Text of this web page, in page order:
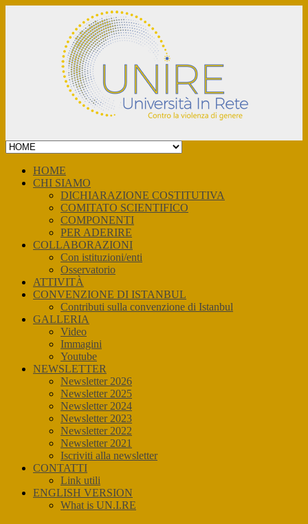
HOME
CHI SIAMO
DICHIARAZIONE COSTITUTIVA
COMITATO SCIENTIFICO
COMPONENTI
PER ADERIRE
COLLABORAZIONI
Con istituzioni/enti
Osservatorio
ATTIVITÀ
CONVENZIONE DI ISTANBUL
Contributi sulla convenzione di Istanbul
GALLERIA
Video
Immagini
Youtube
NEWSLETTER
Newsletter 2026
Newsletter 2025
Newsletter 2024
Newsletter 2023
Newsletter 2022
Newsletter 2021
Iscriviti alla newsletter
CONTATTI
Link utili
ENGLISH VERSION
What is UN.I.RE